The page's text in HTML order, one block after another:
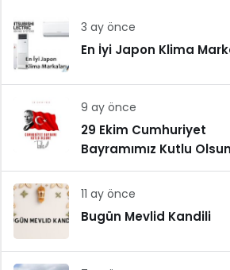
3 ay önce
En İyi Japon Klima
9 ay önce
29 Ekim Cumhuriyet
Bayramımız Kutlu Olsun
11 ay önce
Bugün Mevlid Kandili